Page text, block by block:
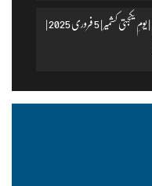
کشمیر ایک زخم | یومِ یکجہتی کشمیر | 5 فروری 2025 |